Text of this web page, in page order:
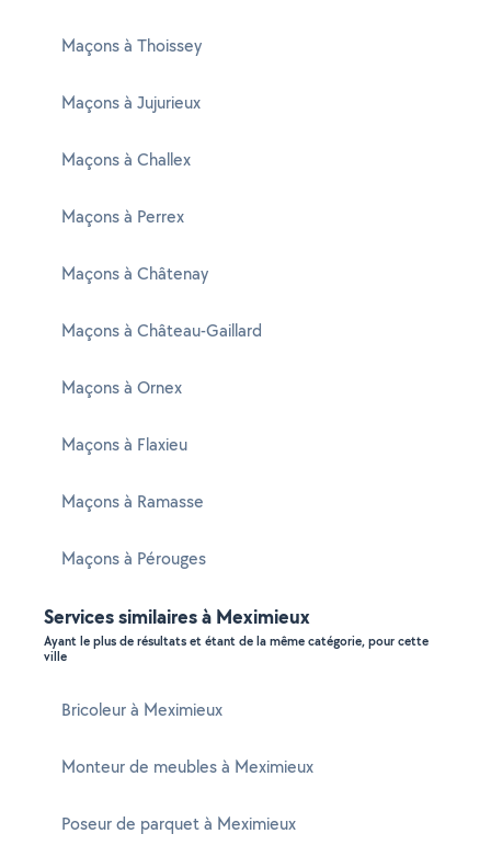
Maçons à Thoissey
Maçons à Jujurieux
Maçons à Challex
Maçons à Perrex
Maçons à Châtenay
Maçons à Château-Gaillard
Maçons à Ornex
Maçons à Flaxieu
Maçons à Ramasse
Maçons à Pérouges
Services similaires à Meximieux
Ayant le plus de résultats et étant de la même catégorie, pour cette
ville
Bricoleur à Meximieux
Monteur de meubles à Meximieux
Poseur de parquet à Meximieux